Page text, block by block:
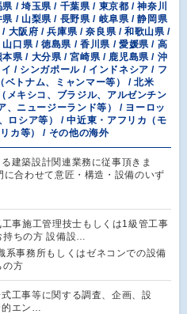
/ 埼玉県 / 千葉県 / 東京都 / 神奈川
/ 山梨県 / 長野県 / 岐阜県 / 静岡県
大阪府 / 兵庫県 / 奈良県 / 和歌山県 /
口県 / 徳島県 / 香川県 / 愛媛県 / 高
県 / 大分県 / 宮崎県 / 鹿児島県 / 沖
/ シンガポール / インドネシア / フ
ベトナム、ミャンマー等） / 北米
メキシコ、ブラジル、アルゼンチン
、ニュージーランド等） / ヨーロッ
ロシア等） / 中近東・アフリカ（モ
カ等） / その他の海外
建築設計関連業務に従事頂きま
合わせて意匠・構造・設備のいず
工事施工管理技士もしくは1級管工事
ちの方 設備設…
系事務所もしくはゼネコンでの設備
の方
工事等に関する調査、企画、設
エン…